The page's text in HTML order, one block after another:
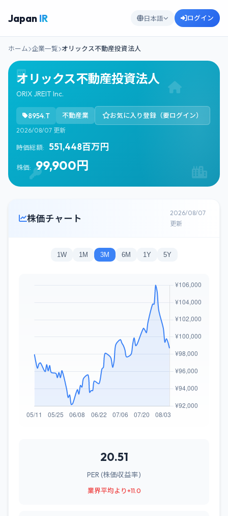
Japan IR 日本語 ログイン
ホーム 企業一覧 オリックス不動産投資法人
オリックス不動産投資法人
ORIX JREIT Inc.
8954.T 不動産業 お気に入り登録（要ログイン）
2026/08/07 更新
時価総額: 551,448百万円
株価: 99,900円
株価チャート
2026/08/07
更新
1W 1M 3M 6M 1Y 5Y
20.51
PER (株価収益率)
業界平均より+11.0